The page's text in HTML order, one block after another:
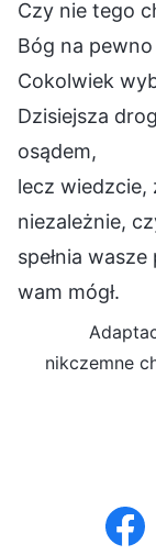
Czy nie tego
Bóg na
Cokolwiek
Dzisiejsza
osądem,
lecz wiedzcie,
niezależnie,
spełnia
wam mógł.
nikczemne